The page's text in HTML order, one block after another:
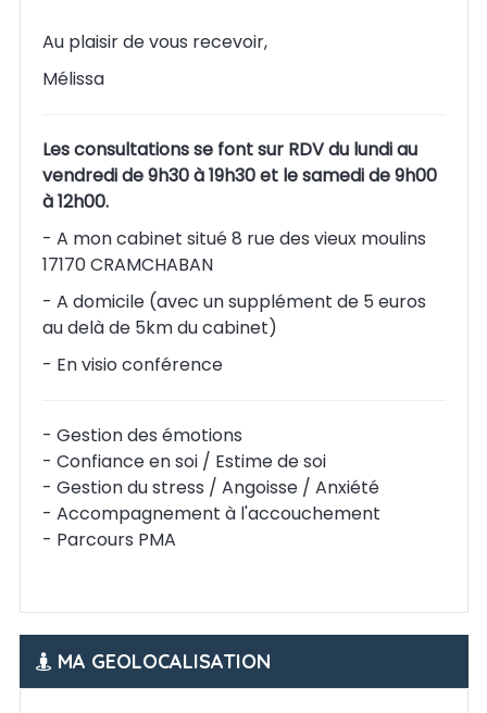
Au plaisir de vous recevoir,
Mélissa
Les consultations se font sur RDV du lundi au
vendredi de 9h30 à 19h30 et le samedi de 9h00
à 12h00.
- A mon cabinet situé 8 rue des vieux moulins
17170 CRAMCHABAN
- A domicile (avec un supplément de 5 euros
au delà de 5km du cabinet)
- En visio conférence
- Gestion des émotions
- Confiance en soi / Estime de soi
- Gestion du stress / Angoisse / Anxiété
- Accompagnement à l'accouchement
- Parcours PMA
MA GEOLOCALISATION